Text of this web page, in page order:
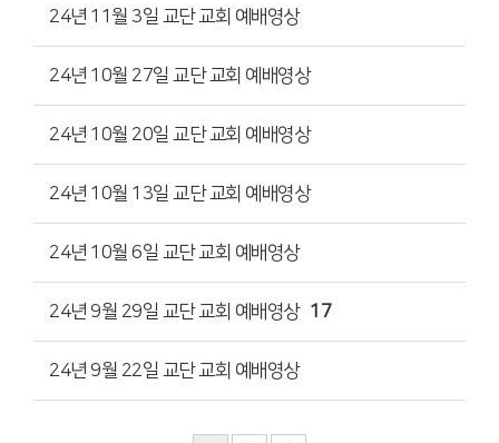
24년 11월 3일 교단 교회 예배영상
24년 10월 27일 교단 교회 예배영상
24년 10월 20일 교단 교회 예배영상
24년 10월 13일 교단 교회 예배영상
24년 10월 6일 교단 교회 예배영상
24년 9월 29일 교단 교회 예배영상 17
24년 9월 22일 교단 교회 예배영상